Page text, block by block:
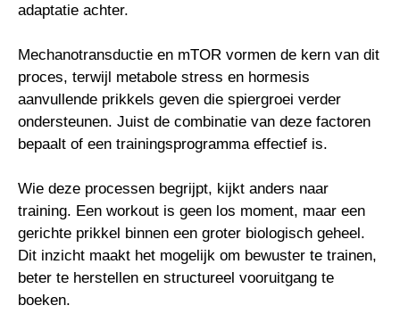
adaptatie achter.
Mechanotransductie en mTOR vormen de kern van dit
proces, terwijl metabole stress en hormesis
aanvullende prikkels geven die spiergroei verder
ondersteunen. Juist de combinatie van deze factoren
bepaalt of een trainingsprogramma effectief is.
Wie deze processen begrijpt, kijkt anders naar
training. Een workout is geen los moment, maar een
gerichte prikkel binnen een groter biologisch geheel.
Dit inzicht maakt het mogelijk om bewuster te trainen,
beter te herstellen en structureel vooruitgang te
boeken.